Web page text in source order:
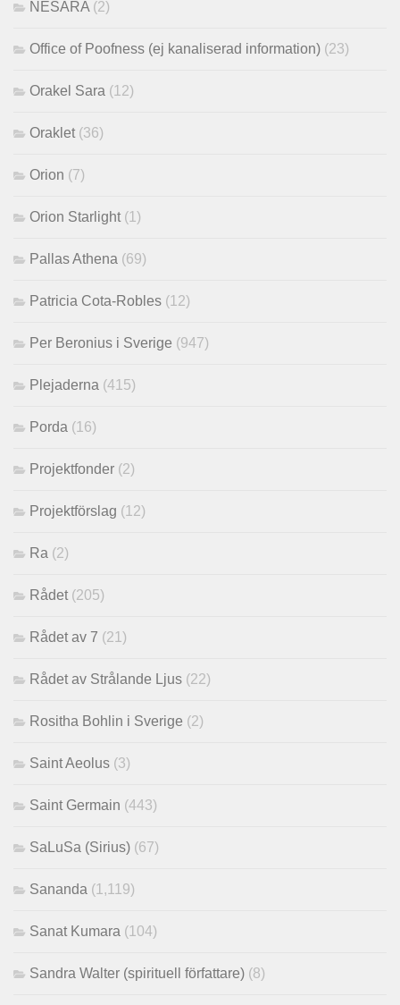
NESARA(2)
Office of Poofness (ej kanaliserad information) (23)
Orakel Sara (12)
Oraklet(36)
Orion (7)
Orion Starlight(1)
Pallas Athena (69)
Patricia Cota-Robles (12)
Per Beronius i Sverige (947)
Plejaderna (415)
Porda (16)
Projektfonder (2)
Projektförslag (12)
Ra (2)
Rådet(205)
Rådet av 7 (21)
Rådet av Strålande Ljus (22)
Rositha Bohlin i Sverige (2)
Saint Aeolus (3)
Saint Germain (443)
SaLuSa (Sirius) (67)
Sananda (1,119)
Sanat Kumara (104)
Sandra Walter (spirituell författare) (8)